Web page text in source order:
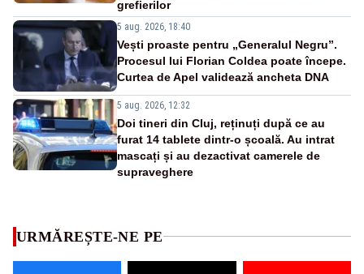
grefierilor
5 aug. 2026, 18:40
Vești proaste pentru „Generalul Negru”.
Procesul lui Florian Coldea poate începe.
Curtea de Apel validează ancheta DNA
5 aug. 2026, 12:32
Doi tineri din Cluj, reținuți după ce au
furat 14 tablete dintr-o școală. Au intrat
mascați și au dezactivat camerele de
supraveghere
URMĂREȘTE-NE PE